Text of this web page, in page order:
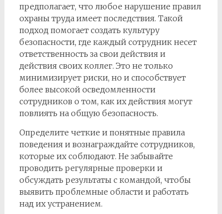
предполагает, что любое нарушение правил
охраны труда имеет последствия. Такой
подход помогает создать культуру
безопасности, где каждый сотрудник несет
ответственность за свои действия и
действия своих коллег. Это не только
минимизирует риски, но и способствует
более высокой осведомленности
сотрудников о том, как их действия могут
повлиять на общую безопасность.
Определите четкие и понятные правила
поведения и вознаграждайте сотрудников,
которые их соблюдают. Не забывайте
проводить регулярные проверки и
обсуждать результаты с командой, чтобы
выявить проблемные области и работать
над их устранением.